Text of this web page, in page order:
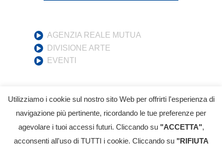
AGENZIA REALE MUTUA
DIVISIONE ARTE
EVENTI
12595190013 |Reclami|Informativa Privacy|Cookie Policy|
Utilizziamo i cookie sul nostro sito Web per offrirti l'esperienza di
navigazione più pertinente, ricordando le tue preferenze per
agevolare i tuoi accessi futuri. Cliccando su "ACCETTA",
acconsenti all'uso di TUTTI i cookie. Cliccando su "RIFIUTA